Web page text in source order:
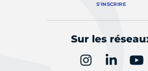
S'INSCRIRE
Sur les